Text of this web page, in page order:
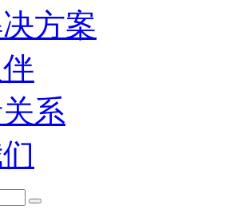
方案
系